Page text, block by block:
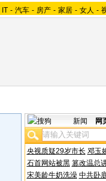
IT - 汽车 - 房产 - 家居 - 女人 -
新闻 网
央视质疑29岁市长 邓玉
石首网站被黑 篡改温总
宋美龄牛奶洗澡 中共卧